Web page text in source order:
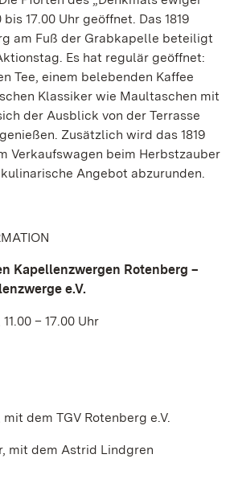
bis 17.00 Uhr geöffnet. Das 1819
am Fuß der Grabkapelle beteiligt
Es hat regulär geöffnet:
Tee, einem belebenden Kaffee
Klassiker wie Maultaschen mit
der Ausblick von der Terrasse
Zusätzlich wird das 1819
Verkaufswagen beim Herbstzauber
Angebot abzurunden.
Kapellenzwergen Rotenberg –
e.V.
– 17.00 Uhr
dem TGV Rotenberg e.V.
mit dem Astrid Lindgren